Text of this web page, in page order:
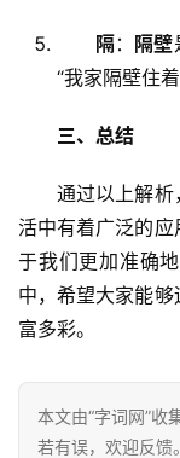
字
隔： 隔壁
“我家隔壁住
三、总结
通过以上解析
活中有着广泛的
于我们更加准确
中，希望大家能
富多彩。
本文由“字词网”收
若有误，欢迎反馈